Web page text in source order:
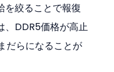
を絞ることで報復
、DDR5価格が高止
だらになることが